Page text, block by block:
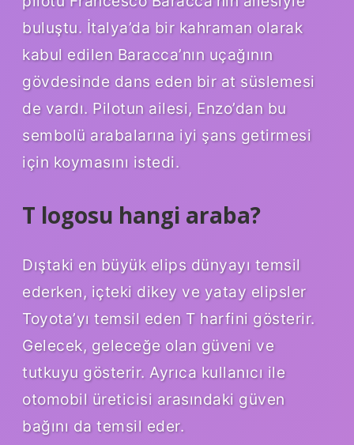
buluştu. İtalya’da bir kahraman olarak
kabul edilen Baracca’nın uçağının
gövdesinde dans eden bir at süslemesi
de vardı. Pilotun ailesi, Enzo’dan bu
sembolü arabalarına iyi şans getirmesi
için koymasını istedi.
T logosu hangi araba?
Dıştaki en büyük elips dünyayı temsil
ederken, içteki dikey ve yatay elipsler
Toyota’yı temsil eden T harfini gösterir.
Gelecek, geleceğe olan güveni ve
tutkuyu gösterir. Ayrıca kullanıcı ile
otomobil üreticisi arasındaki güven
bağını da temsil eder.